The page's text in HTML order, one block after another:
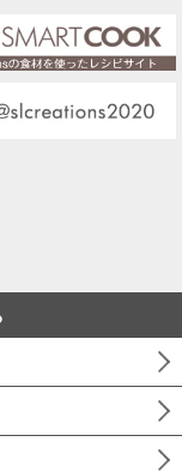
Creations
伝授～五味五感を生
味安心２０２１年
理企画室）
Creations
理企画室）
～ かんきつ果汁がた
しの風味がきいた割
風味のさっぱりとした